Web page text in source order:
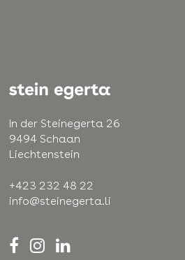
In der Steinegerta 26
9494 Schaan
Liechtenstein
+423 232 48 22
info@steinegerta.li